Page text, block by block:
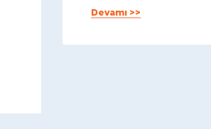
Devamı >>